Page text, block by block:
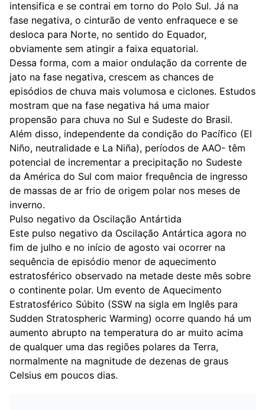
intensifica e se contrai em torno do Polo Sul. Já na
fase negativa, o cinturão de vento enfraquece e se
desloca para Norte, no sentido do Equador,
obviamente sem atingir a faixa equatorial.
Dessa forma, com a maior ondulação da corrente de
jato na fase negativa, crescem as chances de
episódios de chuva mais volumosa e ciclones. Estudos
mostram que na fase negativa há uma maior
propensão para chuva no Sul e Sudeste do Brasil.
Além disso, independente da condição do Pacífico (El
Niño, neutralidade e La Niña), períodos de AAO- têm
potencial de incrementar a precipitação no Sudeste
da América do Sul com maior frequência de ingresso
de massas de ar frio de origem polar nos meses de
inverno.
Pulso negativo da Oscilação Antártida
Este pulso negativo da Oscilação Antártica agora no
fim de julho e no início de agosto vai ocorrer na
sequência de episódio menor de aquecimento
estratosférico observado na metade deste mês sobre
o continente polar. Um evento de Aquecimento
Estratosférico Súbito (SSW na sigla em Inglês para
Sudden Stratospheric Warming) ocorre quando há um
aumento abrupto na temperatura do ar muito acima
de qualquer uma das regiões polares da Terra,
normalmente na magnitude de dezenas de graus
Celsius em poucos dias.